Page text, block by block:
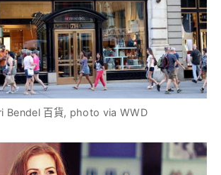
Bendel 百貨, photo via WWD